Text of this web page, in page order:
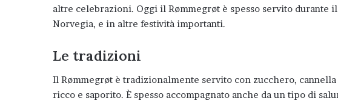
altre celebrazioni. Oggi il Rømmegrøt è spesso servito durante
Norvegia, e in altre festività importanti.
Le tradizioni
Il Rømmegrøt è tradizionalmente servito con zucchero,
ricco e saporito. È spesso accompagnato anche da un tipo di